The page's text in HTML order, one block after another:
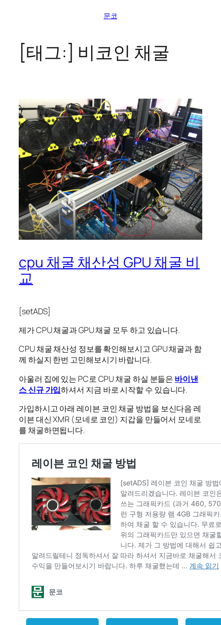
문코
[태그:] 비코인 채굴
cpu 채굴 채산성 GPU 채굴 비
교
[setADS]
제가 CPU 채굴과 GPU 채굴 모두 하고 있습니다.
CPU 채굴 채산성 정보를 확인해보시고 GPU 채굴과 함
께 하실지 한번 고민해보시기 바랍니다.
아울러 집에 있는 PC로 CPU 채굴 하실 분들은 바이낸
스 신규 가입하셔서 지금 바로 시작할 수 있습니다.
가입하시고 아래 레이븐 코인 채굴 방법을 보신다음 레
이븐 대신 XMR (모네로 코인) 지갑을 만들어서 모네로
를 채굴하면됩니다.